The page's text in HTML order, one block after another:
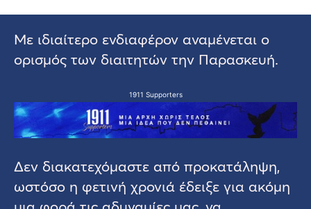
Με ιδιαίτερο ενδιαφέρον αναμένεται ο
ορισμός των διαιτητών την Παρασκευή.
1911 Supporters
Δεν διακατεχόμαστε από προκατάληψη,
ωστόσο η φετινή χρονιά έδειξε για ακόμη